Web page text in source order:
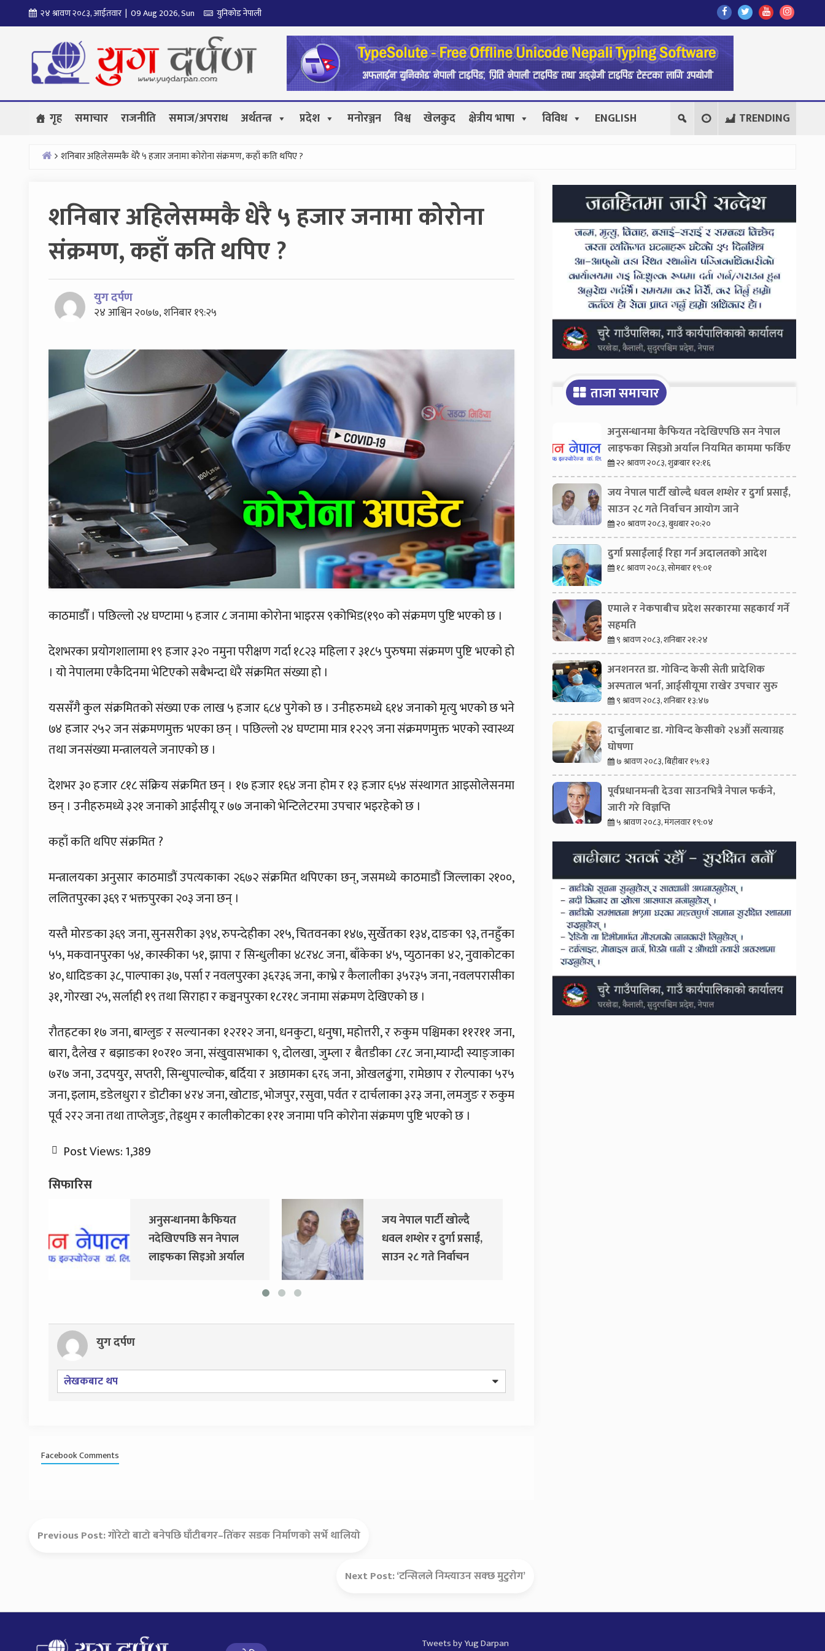
to
२४ श्रावण २०८३, आईतवार | 09 Aug 2026, Sun युनिकोड नेपाली
Find
Us
On
Facebook
Find
Us
Find
Us
Follow
Us
गृह समाचार राजनीति समाज/अपराध अर्थतन्त्र प्रदेश मनोरञ्जन विश्व खेलकुद क्षेत्रीय भाषा विविध ENGLISH TRENDING
शनिबार अहिलेसम्मकै धेरै ५ हजार जनामा कोरोना संक्रमण, कहाँ कति थपिए ?
शनिबार अहिलेसम्मकै धेरै ५ हजार जनामा कोरोना
संक्रमण, कहाँ कति थपिए ?
युग दर्पण
२४ आश्विन २०७७, शनिबार १९:२५
काठमाडौँ । पछिल्लो २४ घण्टामा ५ हजार ८ जनामा कोरोना भाइरस ९कोभिड(१९० को संक्रमण पुष्टि भएको छ ।
देशभरका प्रयोगशालामा १९ हजार ३२० नमुना परीक्षण गर्दा १८२३ महिला र ३१८५ पुरुषमा संक्रमण पुष्टि भएको हो
। यो नेपालमा एकैदिनमा भेटिएको सबैभन्दा धेरै संक्रमित संख्या हो ।
यससँगै कुल संक्रमितको संख्या एक लाख ५ हजार ६८४ पुगेको छ । उनीहरुमध्ये ६१४ जनाको मृत्यु भएको छ भने
७४ हजार २५२ जन संक्रमणमुक्त भएका छन् । पछिल्लो २४ घण्टामा मात्र १२२९ जना संक्रमणमुक्त भएको स्वास्थ्य
तथा जनसंख्या मन्त्रालयले जनाएको छ ।
देशभर ३० हजार ८१८ संक्रिय संक्रमित छन् । १७ हजार १६४ जना होम र १३ हजार ६५४ संस्थागत आइसोलेसनमा
छन् । उनीहरुमध्ये ३२१ जनाको आईसीयू र ७७ जनाको भेन्टिलेटरमा उपचार भइरहेको छ ।
कहाँ कति थपिए संक्रमित ?
मन्त्रालयका अनुसार काठमाडौं उपत्यकाका २६७२ संक्रमित थपिएका छन्, जसमध्ये काठमाडौं जिल्लाका २१००,
ललितपुरका ३६९ र भक्तपुरका २०३ जना छन् ।
यस्तै मोरङका ३६९ जना, सुनसरीका ३९४, रुपन्देहीका २१५, चितवनका १४७, सुर्खेतका १३४, दाङका ९३, तनहुँका
५५, मकवानपुरका ५४, कास्कीका ५१, झापा र सिन्धुलीका ४८र४८ जना, बाँकेका ४५, प्युठानका ४२, नुवाकोटका
४०, धादिङका ३८, पाल्पाका ३७, पर्सा र नवलपुरका ३६र३६ जना, काभ्रे र कैलालीका ३५र३५ जना, नवलपरासीका
३१, गोरखा २५, सर्लाही १९ तथा सिराहा र कञ्चनपुरका १८र१८ जनामा संक्रमण देखिएको छ ।
रौतहटका १७ जना, बाग्लुङ र सल्यानका १२र१२ जना, धनकुटा, धनुषा, महोत्तरी, र रुकुम पश्चिमका ११र११ जना,
बारा, दैलेख र बझाङका १०र१० जना, संखुवासभाका ९, दोलखा, जुम्ला र बैतडीका ८र८ जना,म्याग्दी स्याङ्जाका
७र७ जना, उदपयुर, सप्तरी, सिन्धुपाल्चोक, बर्दिया र अछामका ६र६ जना, ओखलढुंगा, रामेछाप र रोल्पाका ५र५
जना, इलाम, डडेलधुरा र डोटीका ४र४ जना, खोटाङ, भोजपुर, रसुवा, पर्वत र दार्चलाका ३र३ जना, लमजुङ र रुकुम
पूर्व २र२ जना तथा ताप्लेजुङ, तेह्रथुम र कालीकोटका १र१ जनामा पनि कोरोना संक्रमण पुष्टि भएको छ ।
Post Views:1,389
सिफारिस
नदेखिएपछि सन नेपाल
लाइफका सिइओ अर्याल
जय नेपाल पार्टी खोल्दै
धवल शम्शेर र दुर्गा प्रसाईं,
साउन २८ गते निर्वाचन
आयोग जाने
युग दर्पण
लेखकबाट थप
Facebook Comments
Previous Post:गोरेटो बाटो बनेपछि घाँटीबगर–तिंकर सडक निर्माणको सर्भे थालियो
Next Post:‘टन्सिलले निम्त्याउन सक्छ मुटुरोग’
Secondary
Sidebar
ताजा समाचार
अनुसन्धानमा कैफियत नदेखिएपछि सन नेपाल
लाइफका सिइओ अर्याल नियमित काममा फर्किए
२२ श्रावण २०८३, शुक्रबार १२:१६
जय नेपाल पार्टी खोल्दै धवल शम्शेर र दुर्गा प्रसाईं,
साउन २८ गते निर्वाचन आयोग जाने
२० श्रावण २०८३, बुधबार २०:२०
दुर्गा प्रसाईंलाई रिहा गर्न अदालतको आदेश
१८ श्रावण २०८३, सोमबार १९:०१
एमाले र नेकपाबीच प्रदेश सरकारमा सहकार्य गर्ने
सहमति
९ श्रावण २०८३, शनिबार २१:२४
अनशनरत डा. गोविन्द केसी सेती प्रादेशिक
अस्पताल भर्ना, आईसीयूमा राखेर उपचार सुरु
९ श्रावण २०८३, शनिबार १३:४७
दार्चुलाबाट डा. गोविन्द केसीको २४औँ सत्याग्रह
घोषणा
७ श्रावण २०८३, बिहीबार १५:१३
पूर्वप्रधानमन्त्री देउवा साउनभित्रै नेपाल फर्कने,
जारी गरे विज्ञप्ति
५ श्रावण २०८३, मंगलवार १९:०४
Tweets by Yug Darpan